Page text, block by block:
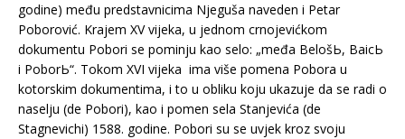
godine) među predstavnicima Njeguša naveden i Petar
Poborović. Krajem XV vijeka, u jednom crnojevićkom
dokumentu Pobori se pominju kao selo: „međa BelošЬ, BaicЬ
i PoborЬ“. Tokom XVI vijeka ima više pomena Pobora u
kotorskim dokumentima, i to u obliku koju ukazuje da se radi o
naselju (de Pobori), kao i pomen sela Stanjevića (de
Stagnevichi) 1588. godine. Pobori su se uvjek kroz svoju